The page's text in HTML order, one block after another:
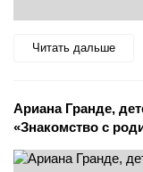
Читать дальше
Ариана Гранде,
«Знакомство с